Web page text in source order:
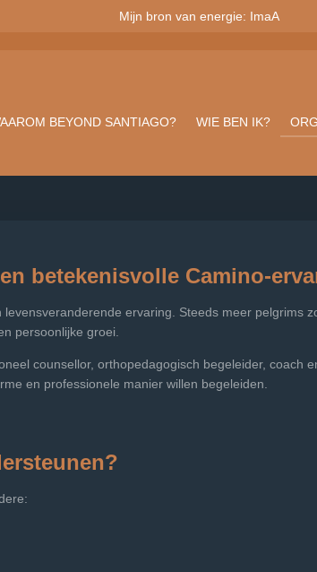
Mijn bron van energie: ImaA
BEYOND SANTIAGO? WIE BEN IK?
betekenisvolle Camino-
ervaring. Steeds meer pelgrims
persoonlijke groei.
counsellor, orthopedagogisch begeleider, coach
en professionele manier willen begeleiden.